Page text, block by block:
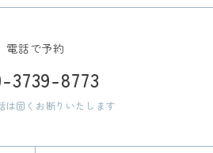
電話で予約
3739-8773
は固くお断りいたします